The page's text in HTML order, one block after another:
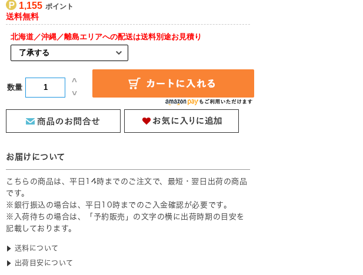
1,155
[ 送料込 ]
北海道／沖縄／離島エリアへの配送は送料別途お見積り
数量